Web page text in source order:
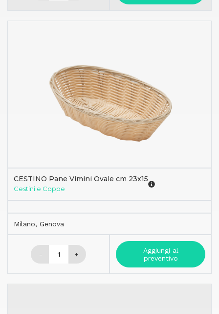
CESTINO Pane Vimini Ovale cm 23x15
Cestini e Coppe
Milano, Genova
- +
Aggiungi al
preventivo